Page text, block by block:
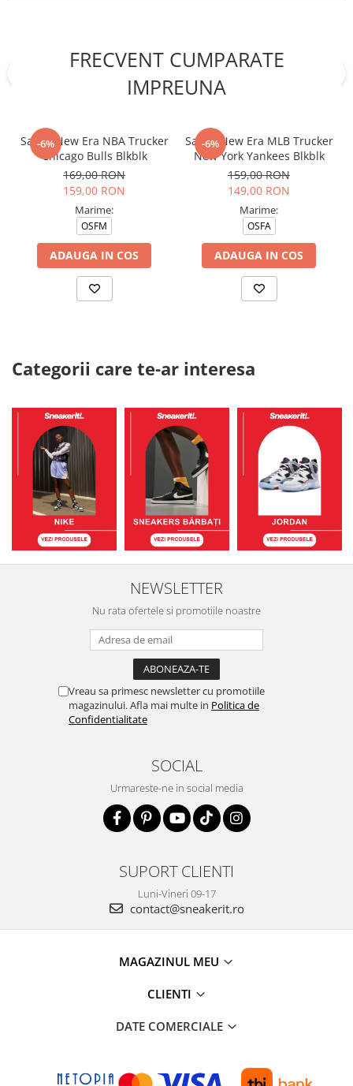
FRECVENT CUMPARATE
IMPREUNA
-6%
Sapca New Era NBA Trucker
Chicago Bulls Blkblk
169,00 RON
159,00 RON
Marime:
OSFM
ADAUGA IN COS
-6%
Sapca New Era MLB Trucker
New York Yankees Blkblk
159,00 RON
149,00 RON
Marime:
OSFA
ADAUGA IN COS
Categorii care te-ar interesa
NEWSLETTER
Nu rata ofertele si promotiile noastre
Vreau sa primesc newsletter cu promotiile
magazinului. Afla mai multe in Politica de
Confidentialitate
SOCIAL
Urmareste-ne in social media
SUPORT CLIENTI
Luni-Vineri 09-17
contact@sneakerit.ro
MAGAZINUL MEU
CLIENTI
DATE COMERCIALE